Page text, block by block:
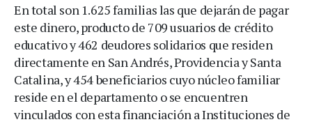
En total son 1.625 familias las que dejarán de pagar
este dinero, producto de 709 usuarios de crédito
educativo y 462 deudores solidarios que residen
directamente en San Andrés, Providencia y Santa
Catalina, y 454 beneficiarios cuyo núcleo familiar
reside en el departamento o se encuentren
vinculados con esta financiación a Instituciones de